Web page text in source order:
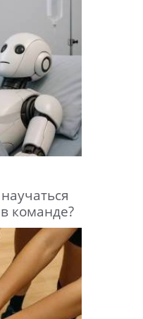
команде?